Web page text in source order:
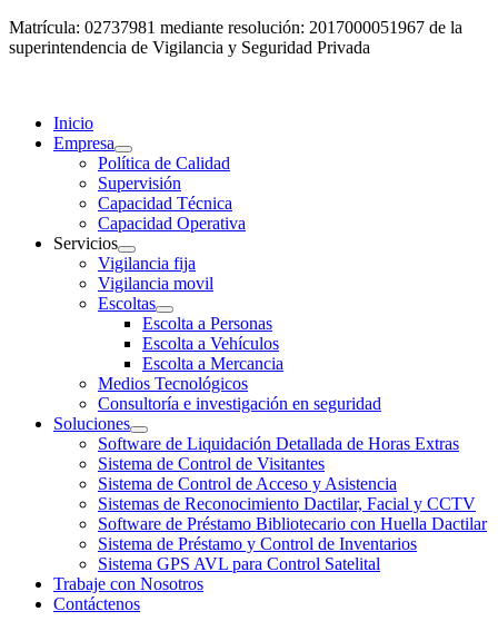
Matrícula: 02737981 mediante resolución: 2017000051967 de la
superintendencia de Vigilancia y Seguridad Privada
Inicio
Empresa
Política de Calidad
Supervisión
Capacidad Técnica
Capacidad Operativa
Servicios
Vigilancia fija
Vigilancia movil
Escoltas
Escolta a Personas
Escolta a Vehículos
Escolta a Mercancia
Medios Tecnológicos
Consultoría e investigación en seguridad
Soluciones
Software de Liquidación Detallada de Horas Extras
Sistema de Control de Visitantes
Sistema de Control de Acceso y Asistencia
Sistemas de Reconocimiento Dactilar, Facial y CCTV
Software de Préstamo Bibliotecario con Huella Dactilar
Sistema de Préstamo y Control de Inventarios
Sistema GPS AVL para Control Satelital
Trabaje con Nosotros
Contáctenos